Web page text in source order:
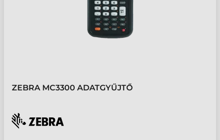
ZEBRA MC3300 ADATGYŰJTŐ